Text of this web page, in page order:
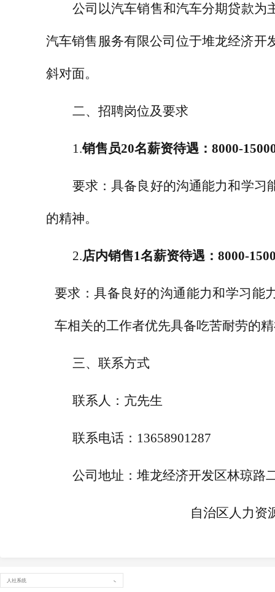
公司以汽车销售和汽车分期贷款为
汽车销售服务有限公司位于堆龙经济开
斜对面。
二、招聘岗位及要求
1.销售员20名薪资待遇： 8000-
要求：具备良好的沟通能力和学习
的精神。
2.店内销售1名薪资待遇： 8000-
要求：具备良好的沟通能力和学习能
车相关的工作者优先具备吃苦耐劳的
三、联系方式
联系 人：亢先生
联系电话： 13658901287
公司地址：堆龙经济开发区林琼路
自治区人力资
人社系统